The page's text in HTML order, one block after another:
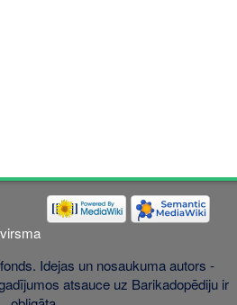
Idejas un nosaukuma autors -
atsauce uz Barikadopēdiju ir